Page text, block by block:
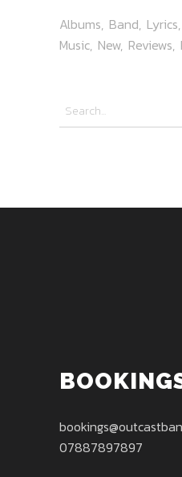
Albums Band Lyrics
Music New Reviews
07887897897